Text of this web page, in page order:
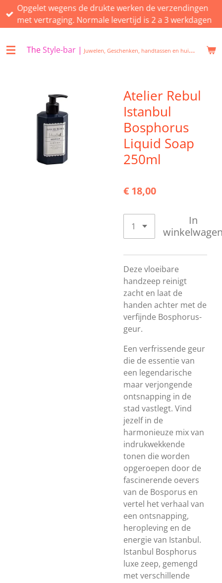
Ga
direct
de
Opgelet wegens de drukte werken de verzendingen
met vertraging. Normale levertijd is 2 a 3 werkdagen
TheStyle-bar | Juwelen, Geschenken, handtassen en huisgeuren in Beveren
Atelier Rebul
Istanbul
Bosphorus
Liquid Soap
250ml
€ 18,00
In
Deze vloeibare
handzeep reinigt
zacht en laat de
handen achter met de
verfijnde Bosphorus-
geur.
Een verfrissende geur
die de essentie van
een legendarische
maar verjongende
ontsnapping in de
stad vastlegt. Vind
jezelf in de
harmonieuze mix van
indrukwekkende
tonen die worden
opgeroepen door de
fascinerende oevers
van de Bosporus en
vertel het verhaal van
een ontsnapping,
heropleving en de
energie van Istanbul.
Istanbul Bosphorus
luxe zeep, gemengd
met verschillende